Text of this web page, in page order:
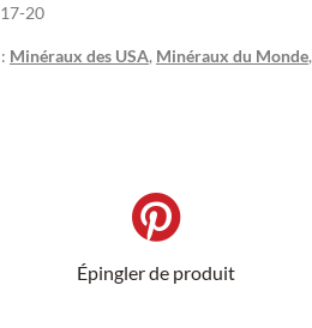
20
Minéraux des USA, Minéraux du Monde,
Épingler de produit